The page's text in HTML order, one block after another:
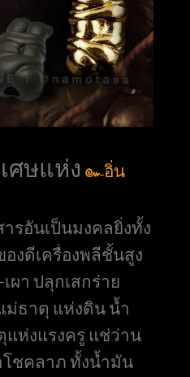
ศษแห่ง ๛อิ่น
รอันเป็นมงคลยิ่งทั้ง
งดีเครื่องพลีชั้นสูง
ผา ปลุกเสกร่าย
ม่ธาตุ แห่งดิน น้ำ
ห่งแรงครู แช่ว่าน
ชคลาภ ทั้งน้ำมัน